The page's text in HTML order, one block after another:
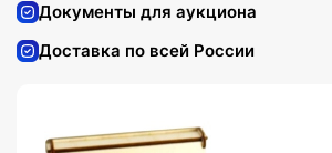
Документы для аукциона
Доставка по всей России